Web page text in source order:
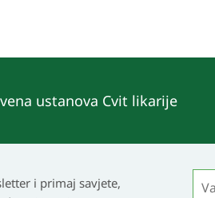
ustanova Cvit likarije
i primaj savjete,